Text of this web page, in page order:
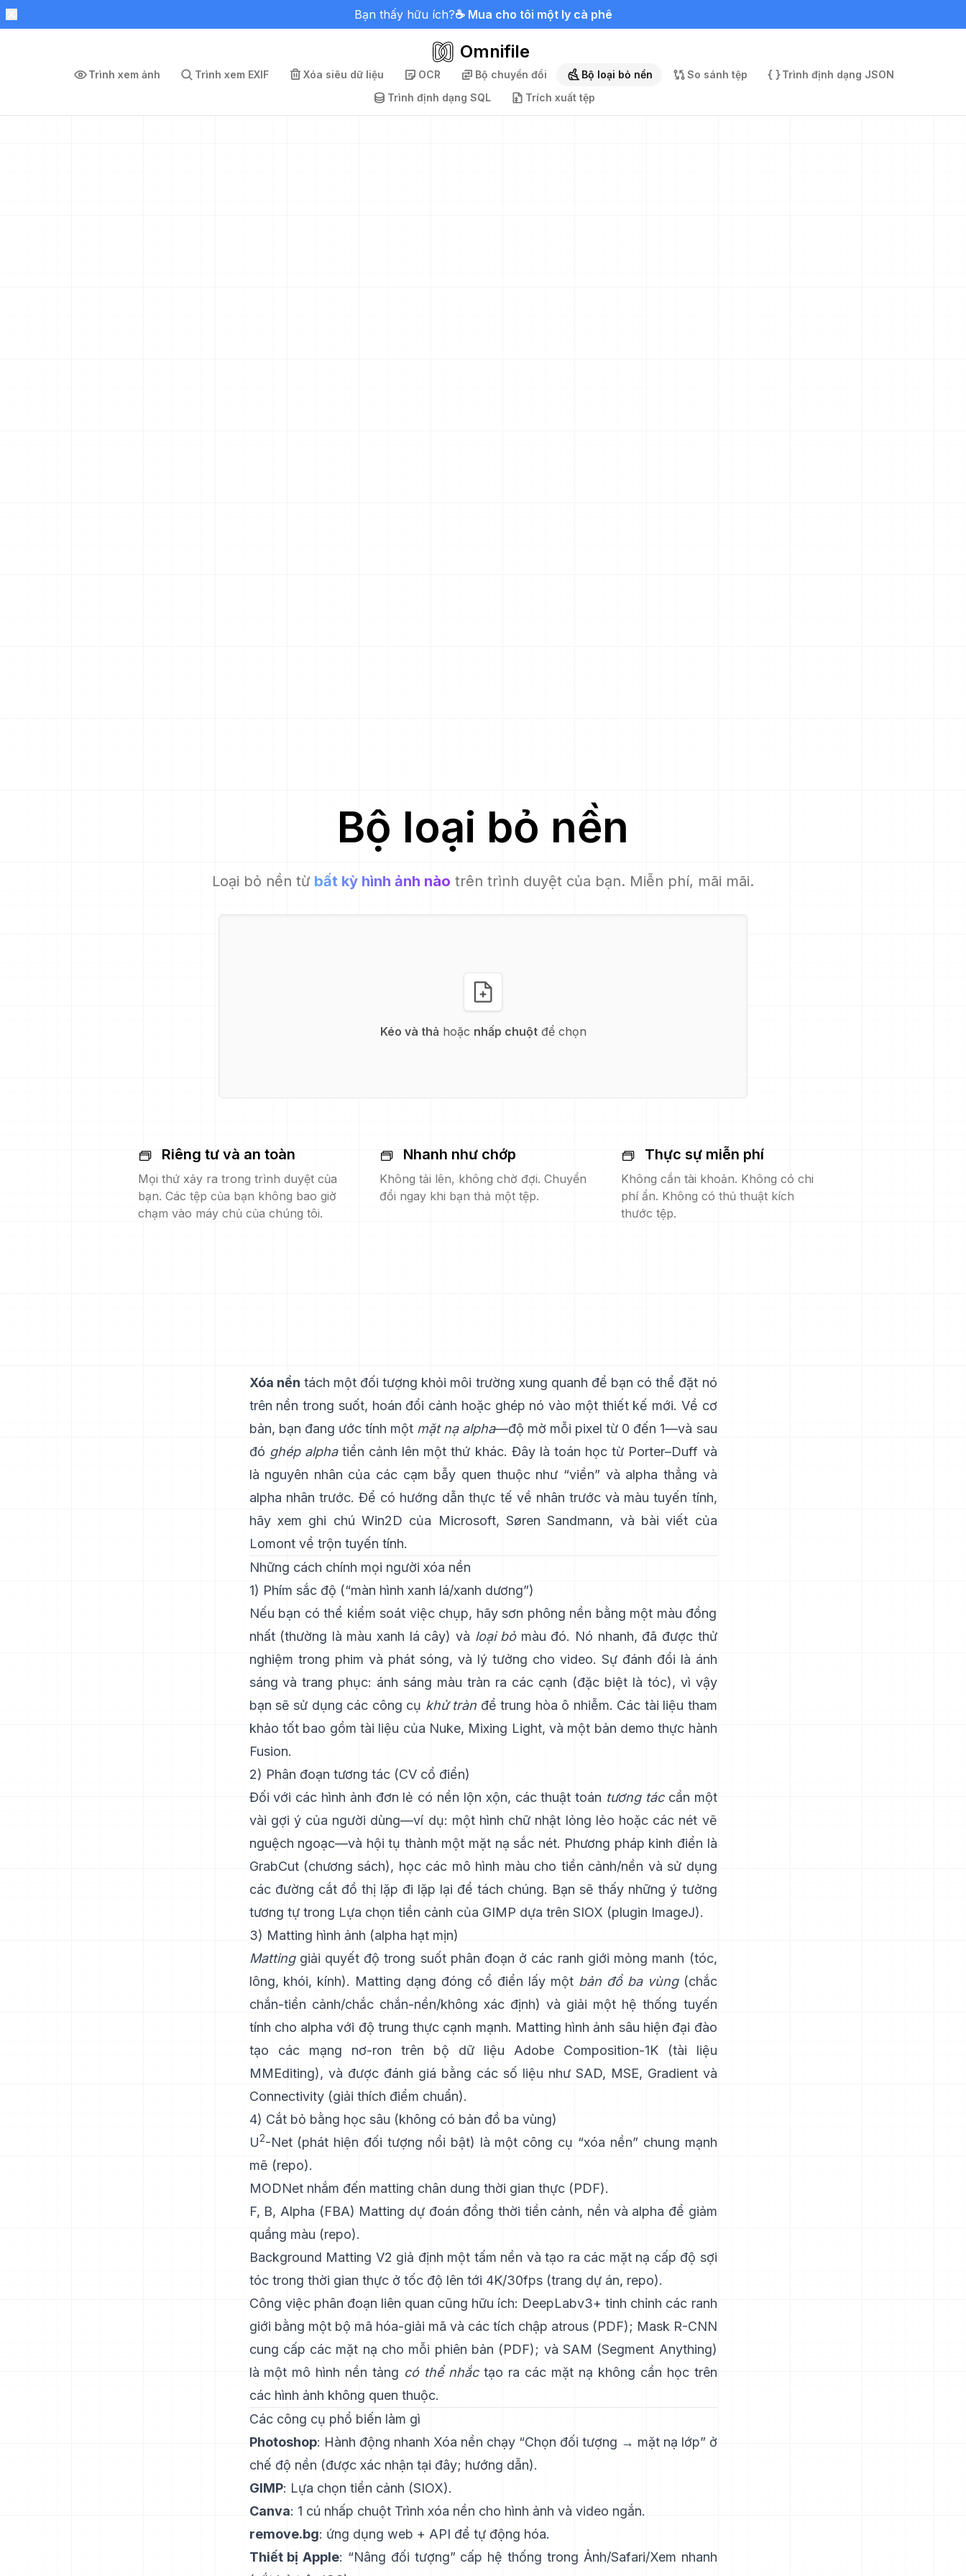
Bạn thấy hữu ích?☕ Mua cho tôi một ly cà phê
Omnifile
Trình xem ảnh Trình xem EXIF Xóa siêu dữ liệu OCR Bộ chuyển đổi Bộ loại bỏ nền So sánh tệp
Trình định dạng JSON
Trình định dạng SQL
Trích xuất tệp
Bộ loại bỏ nền
Loại bỏ nền từ bất kỳ hình ảnh nào trên trình duyệt của bạn. Miễn phí, mãi mãi.
Kéo và thả hoặc nhấp chuộtđể chọn
Riêng tư và an toàn
Mọi thứ xảy ra trong trình duyệt của
bạn. Các tệp của bạn không bao giờ
chạm vào máy chủ của chúng tôi.
Nhanh như chớp
Không tải lên, không chờ đợi. Chuyển
đổi ngay khi bạn thả một tệp.
Thực sự miễn phí
Không cần tài khoản. Không có chi
phí ẩn. Không có thủ thuật kích
thước tệp.
Xóa nền tách một đối tượng khỏi môi trường xung quanh để bạn có thể đặt nó
trên nền trong suốt, hoán đổi cảnh hoặc ghép nó vào một thiết kế mới. Về cơ
bản, bạn đang ước tính một mặt nạ alpha—độ mờ mỗi pixel từ 0 đến 1—và sau
đó ghép alphatiền cảnh lên một thứ khác. Đây là toán học từ Porter–Duff và
là nguyên nhân của các cạm bẫy quen thuộc như “viền” và alpha thẳng và
alpha nhân trước. Để có hướng dẫn thực tế về nhân trước và màu tuyến tính,
hãy xem ghi chú Win2D của Microsoft, Søren Sandmann, và bài viết của
Lomont về trộn tuyến tính.
Những cách chính mọi người xóa nền
1) Phím sắc độ (“màn hình xanh lá/xanh dương”)
Nếu bạn có thể kiểm soát việc chụp, hãy sơn phông nền bằng một màu đồng
nhất (thường là màu xanh lá cây) và loại bỏmàu đó. Nó nhanh, đã được thử
nghiệm trong phim và phát sóng, và lý tưởng cho video. Sự đánh đổi là ánh
sáng và trang phục: ánh sáng màu tràn ra các cạnh (đặc biệt là tóc), vì vậy
bạn sẽ sử dụng các công cụ khử tràn để trung hòa ô nhiễm. Các tài liệu tham
khảo tốt bao gồm tài liệu của Nuke, Mixing Light, và một bản demo thực hành
Fusion.
2) Phân đoạn tương tác (CV cổ điển)
Đối với các hình ảnh đơn lẻ có nền lộn xộn, các thuật toán tương táccần một
vài gợi ý của người dùng—ví dụ: một hình chữ nhật lỏng lẻo hoặc các nét vẽ
nguệch ngoạc—và hội tụ thành một mặt nạ sắc nét. Phương pháp kinh điển là
GrabCut (chương sách), học các mô hình màu cho tiền cảnh/nền và sử dụng
các đường cắt đồ thị lặp đi lặp lại để tách chúng. Bạn sẽ thấy những ý tưởng
tương tự trong Lựa chọn tiền cảnh của GIMP dựa trên SIOX (plugin ImageJ).
3) Matting hình ảnh (alpha hạt mịn)
Mattinggiải quyết độ trong suốt phân đoạn ở các ranh giới mỏng manh (tóc,
lông, khói, kính). Matting dạng đóng cổ điển lấy một bản đồ ba vùng(chắc
chắn-tiền cảnh/chắc chắn-nền/không xác định) và giải một hệ thống tuyến
tính cho alpha với độ trung thực cạnh mạnh. Matting hình ảnh sâu hiện đại đào
tạo các mạng nơ-ron trên bộ dữ liệu Adobe Composition-1K(tài liệu
MMEditing), và được đánh giá bằng các số liệu như SAD, MSE, Gradient và
Connectivity (giải thích điểm chuẩn).
4) Cắt bỏ bằng học sâu (không có bản đồ ba vùng)
U2-Net(phát hiện đối tượng nổi bật) là một công cụ “xóa nền” chung mạnh
mẽ (repo).
MODNetnhắm đến matting chân dung thời gian thực (PDF).
F, B, Alpha (FBA) Matting dự đoán đồng thời tiền cảnh, nền và alpha để giảm
quầng màu (repo).
Background Matting V2 giả định một tấm nền và tạo ra các mặt nạ cấp độ sợi
tóc trong thời gian thực ở tốc độ lên tới 4K/30fps (trang dự án, repo).
Công việc phân đoạn liên quan cũng hữu ích: DeepLabv3+ tinh chỉnh các ranh
giới bằng một bộ mã hóa-giải mã và các tích chập atrous (PDF); Mask R-CNN
cung cấp các mặt nạ cho mỗi phiên bản (PDF); và SAM (Segment Anything)
là một mô hình nền tảng có thể nhắctạo ra các mặt nạ không cần học trên
các hình ảnh không quen thuộc.
Các công cụ phổ biến làm gì
Photoshop: Hành động nhanh Xóa nền chạy “Chọn đối tượng → mặt nạ lớp” ở
chế độ nền (được xác nhận tại đây; hướng dẫn).
GIMP: Lựa chọn tiền cảnh (SIOX).
Canva: 1 cú nhấp chuột Trình xóa nền cho hình ảnh và video ngắn.
remove.bg: ứng dụng web + API để tự động hóa.
Thiết bị Apple: “Nâng đối tượng” cấp hệ thống trong Ảnh/Safari/Xem nhanh